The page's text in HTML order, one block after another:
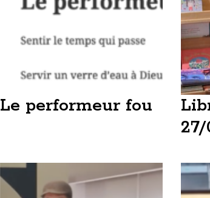
Le performeur fou